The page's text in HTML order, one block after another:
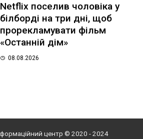
Netflix поселив чоловіка у
білборді на три дні, щоб
прорекламувати фільм
«Останній дім»
08.08.2026
центр © 2020 - 2024